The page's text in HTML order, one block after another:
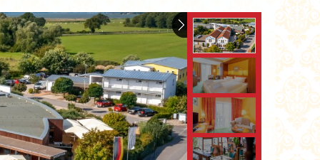
MediKur Reisen